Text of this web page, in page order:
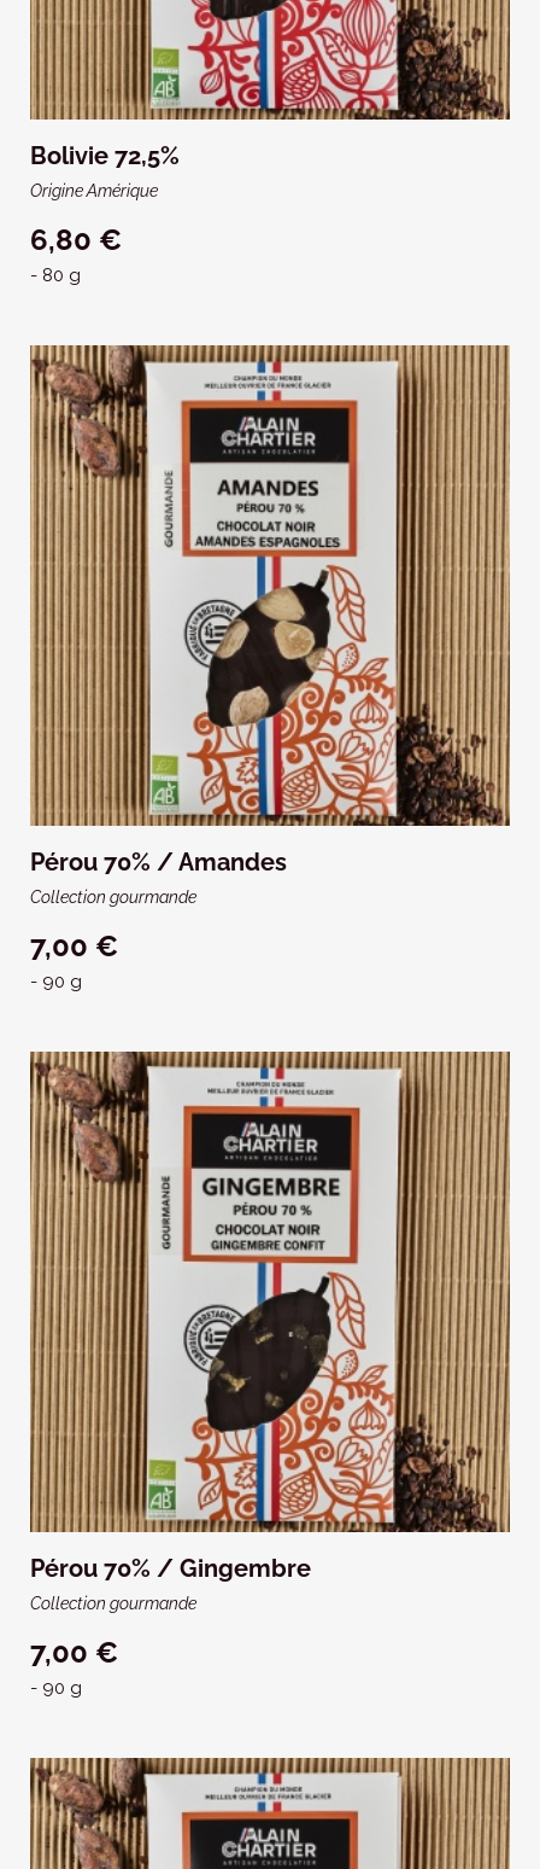
Bolivie 72,5%
Origine Amérique
6,80 €
- 80 g
Pérou 70% / Amandes
Collection gourmande
7,00 €
- 90 g
Pérou 70% / Gingembre
Collection gourmande
7,00 €
- 90 g